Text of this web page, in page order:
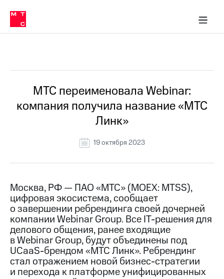
Медиа-центр
и акционерам
Устойчивое развитие
Комплаенс и деловая этика
компании
Карьера
История
компании
информация
Контакты
Медиа-центр
Пресс-
релизы
МТС
о технологиях
Достижения
в МТС
Пресс-
релизы
МТС переименовала Webinar:
компания получила название «МТС
Линк»
19 октября 2023
Москва, РФ — ПАО «МТС» (MOEX: MTSS),
цифровая экосистема, сообщает
о завершении ребрендинга своей дочерней
компании Webinar Group. Все IT-решения для
делового общения, ранее входящие
в Webinar Group, будут объединены под
UCaaS-брендом «МТС Линк». Ребрендинг
стал отражением новой бизнес-стратегии
и перехода к платформе унифицированных